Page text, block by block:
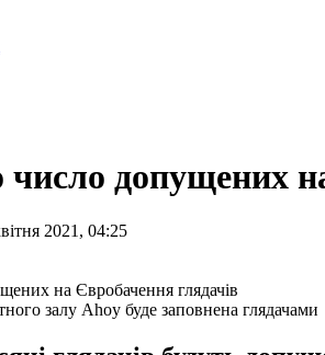
число допущених
2021, 04:25
залу Ahoy буде заповнена глядачами